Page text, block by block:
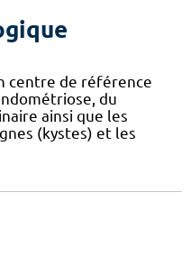
centre de référence
du
ainsi que les
(kystes) et les